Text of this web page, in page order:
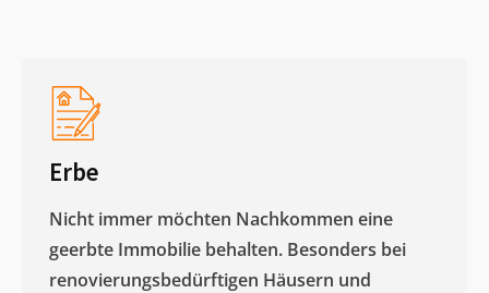
Erbe
Nicht immer möchten Nachkommen eine
geerbte Immobilie behalten. Besonders bei
renovierungsbedürftigen Häusern und